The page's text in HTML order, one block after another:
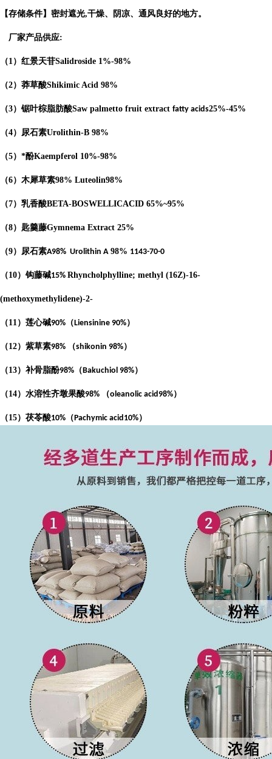
【存储条件】密封遮光,干燥、阴凉、通风良好的地方。
厂家产品供应:
（1）红景天苷Salidroside 1%-98%
（2）莽草酸Shikimic Acid 98%
（3）锯叶棕脂肪酸Saw palmetto fruit extract fatty acids25%-45%
（4） 尿石素Urolithin-B 98%
（5）*酚Kaempferol 10%-98%
（6）木犀草素98% Luteolin98%
（7）乳香酸BETA-BOSWELLICACID 65%~95%
（8）匙羹藤Gymnema Extract 25%
（9）尿石素A98% Urolithin A98% 1143-70-0
（10）钩藤碱15% Rhyncholphylline; methyl (16Z)-16-
(methoxymethylidene)-2-
（11）莲心碱90% （Liensinine 90%）
（12）紫草素98% （shikonin 98%）
（13）补骨脂酚98% （Bakuchiol 98%）
（14）水溶性齐墩果酸98% （oleanolic acid98%）
（15）茯苓酸10% （Pachymic acid10%）